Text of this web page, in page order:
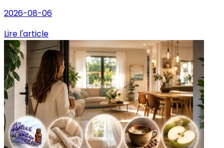
2026-08-06
Lire l'article